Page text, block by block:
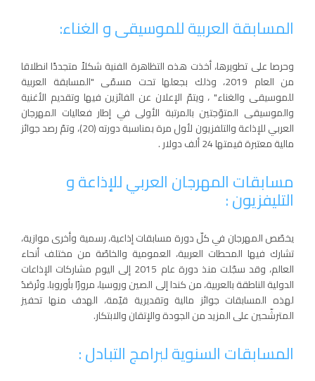
المسابقة العربية للموسيقى و الغناء:
وحرصا على تطويرها، أخذت هذه التظاهرة الفنية شكلاً متجددًا انطلاقا
من العام 2019، وذلك بجعلها تحت مسمّى "المسابقة العربية
للموسيقى والغناء" ، ويتمّ الإعلان عن الفائزين فيها وتقديم الأغنية
والموسيقى المتوّجتين بالمرتبة الأولى في إطار فعاليات المهرجان
العربي للإذاعة والتلفزيون لأول مرة بمناسبة دورته (20)، وتمّ رصد جوائز
مالية معتبرة قيمتها 24 ألف دولار .
مسابقات المهرجان العربي للإذاعة و
التليفزيون :
يخصّص المهرجان في كلّ دورة مسابقات إذاعية، رسمية وأخرى موازية،
تشارك فيها المحطات العربية، العمومية والخاصّة من مختلف أنحاء
العالم، وقد سجّلت منذ دورة عام 2015 إلى اليوم مشاركات الإذاعات
الدولية الناطقة بالعربية، من كندا إلى الصين وروسيا، مرورًا بأوروبا. وتُرصَدُ
لهذه المسابقات جوائز مالية وتقديرية قيّمة، الهدف منها تحفيز
المترشّحين على المزيد من الجودة والإتقان والابتكار.
المسابقات السنوية لبرامج التبادل :